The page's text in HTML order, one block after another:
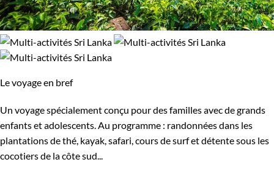
Le voyage en bref
Un voyage spécialement conçu pour des familles avec de grands
enfants et adolescents. Au programme : randonnées dans les
plantations de thé, kayak, safari, cours de surf et détente sous les
cocotiers de la côte sud...